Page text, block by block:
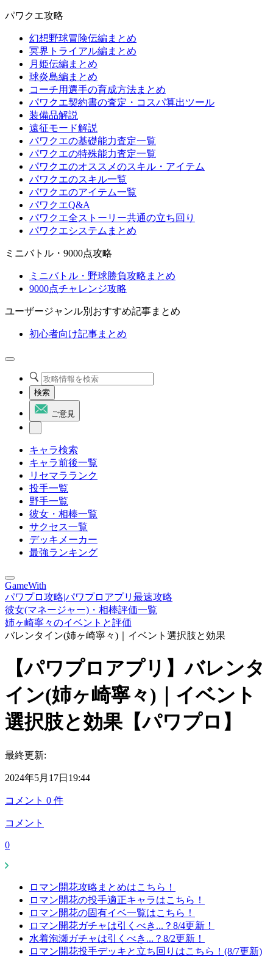
パワクエ攻略
幻想野球冒険伝編まとめ
冥界トライアル編まとめ
月姫伝編まとめ
球炎島編まとめ
コーチ用選手の育成方法まとめ
パワクエ契約書の査定・コスパ算出ツール
装備品解説
遠征モード解説
パワクエの基礎能力査定一覧
パワクエの特殊能力査定一覧
パワクエのオススメのスキル・アイテム
パワクエのスキル一覧
パワクエのアイテム一覧
パワクエQ&A
パワクエ全ストーリー共通の立ち回り
パワクエシステムまとめ
ミニバトル・9000点攻略
ミニバトル・野球勝負攻略まとめ
9000点チャレンジ攻略
ユーザージャンル別おすすめ記事まとめ
初心者向け記事まとめ
検索
ご意見
キャラ検索
キャラ前後一覧
リセマラランク
投手一覧
野手一覧
彼女・相棒一覧
サクセス一覧
デッキメーカー
最強ランキング
GameWith
パワプロ攻略|パワプロアプリ最速攻略
彼女(マネージャー)・相棒評価一覧
姉ヶ崎寧々のイベントと評価
バレンタイン(姉ヶ崎寧々)｜イベント選択肢と効果
【パワプロアプリ】バレンタ
イン(姉ヶ崎寧々)｜イベント
選択肢と効果【パワプロ】
最終更新:
2024年5月17日19:44
コメント 0 件
コメント
0
ロマン開花攻略まとめはこちら！
ロマン開花の投手適正キャラはこちら！
ロマン開花の固有イベ一覧はこちら！
ロマン開花ガチャは引くべき...？8/4更新！
水着泡瀬ガチャは引くべき...？8/2更新！
ロマン開花投手デッキと立ち回りはこちら！(8/7更新)